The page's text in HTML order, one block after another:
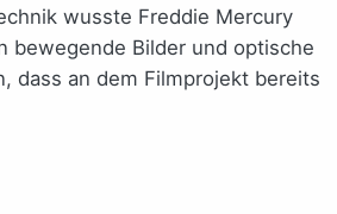
wusste Freddie Mercury
bewegende Bilder und optische
dass an dem Filmprojekt bereits